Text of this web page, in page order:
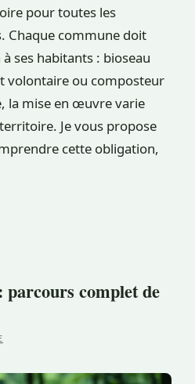
pour toutes les
Chaque commune doit
ses habitants : bioseau
volontaire ou composteur
la mise en œuvre varie
Je vous propose
cette obligation,
complet de